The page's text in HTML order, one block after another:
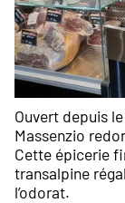
Ouvert depuis
Massenzio
Cette épicerie
transalpine
l’odorat.